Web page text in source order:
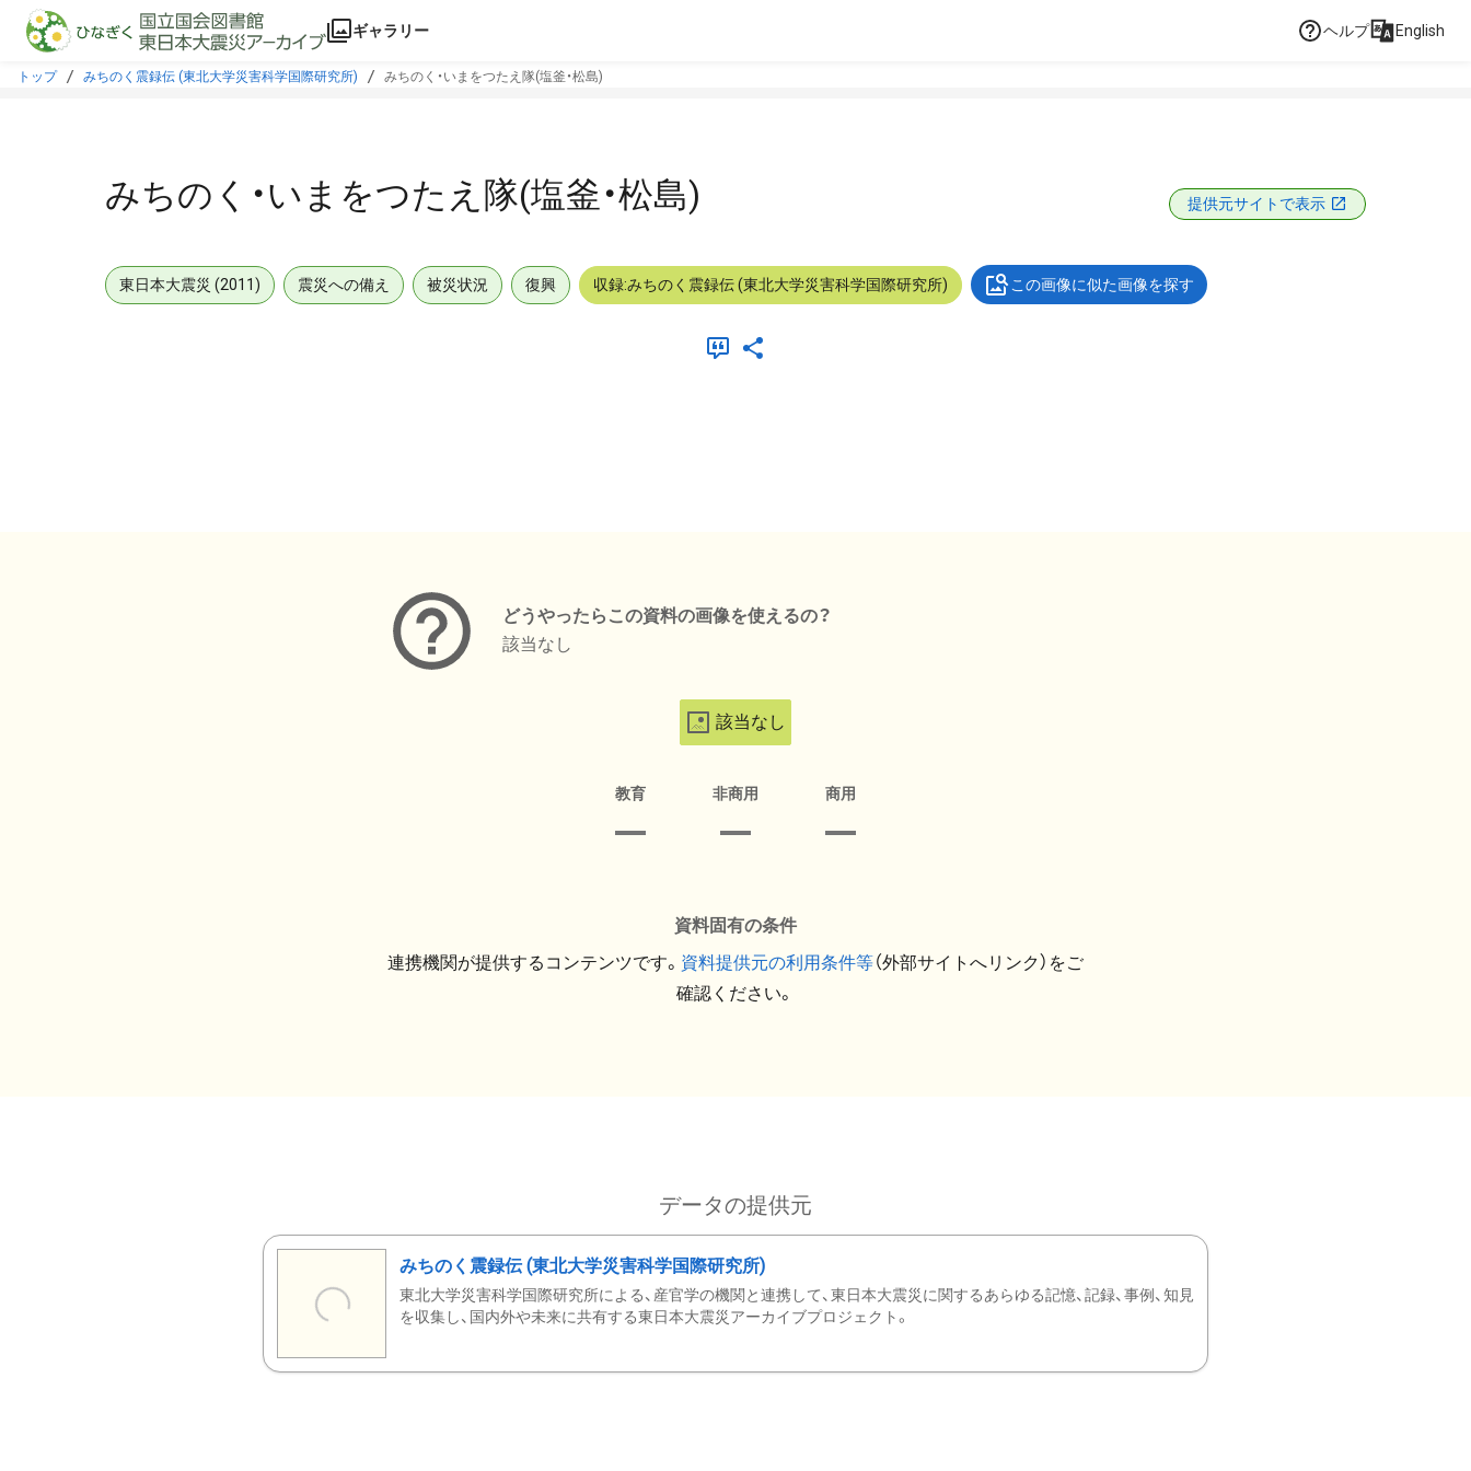
本文に飛ぶ
ギャラリー ヘルプ English
トップ みちのく震録伝 (東北大学災害科学国際研究所) みちのく・いまをつたえ隊(塩釜・松島)
みちのく・いまをつたえ隊(塩釜・松島) 提供元サイトで表示
東日本大震災 (2011) 震災への備え 被災状況 復興 収録:みちのく震録伝 (東北大学災害科学国際研究所) この画像に似た画像を探す
どうやったらこの資料の画像を使えるの？
該当なし
該当なし
教育 非商用 商用
資料固有の条件
連携機関が提供するコンテンツです。 資料提供元の利用条件等（外部サイトへリンク）をご
確認ください。
データの提供元
みちのく震録伝 (東北大学災害科学国際研究所)
東北大学災害科学国際研究所による、産官学の機関と連携して、東日本大震災に関するあらゆる記憶、記録、事例、知見
を収集し、国内外や未来に共有する東日本大震災アーカイブプロジェクト。